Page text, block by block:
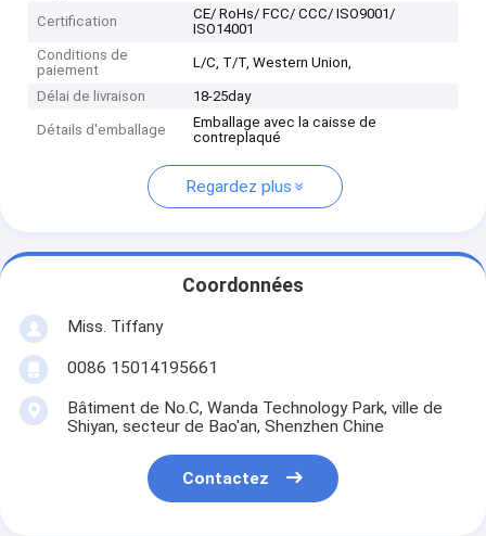
Certification
CE/ RoHs/ FCC/ CCC/ ISO9001/
ISO14001
Conditions de
paiement
L/C, T/T, Western Union,
Délai de livraison 18-25day
Détails d'emballage
Emballage avec la caisse de
contreplaqué
Regardez plus
Coordonnées
Miss. Tiffany
0086 15014195661
Bâtiment de No.C, Wanda Technology Park, ville de
Shiyan, secteur de Bao'an, Shenzhen Chine
Contactez